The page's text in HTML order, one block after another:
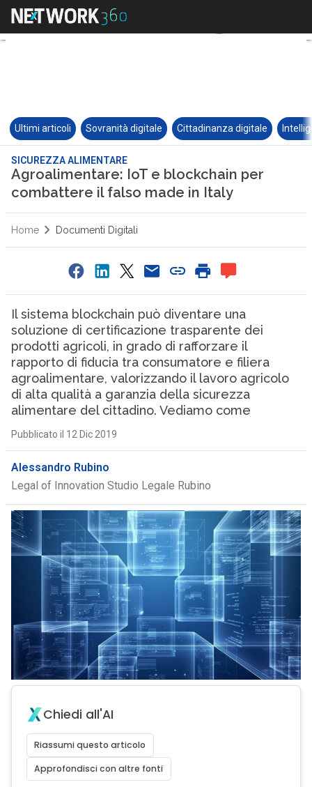
Ultimi articoli Sovranità digitale Cittadinanza digitale
SICUREZZA ALIMENTARE
Agroalimentare: IoT e blockchain per
combattere il falso made in Italy
Home Documenti Digitali
Il sistema blockchain può diventare una
soluzione di certificazione trasparente dei
prodotti agricoli, in grado di rafforzare il
rapporto di fiducia tra consumatore e filiera
agroalimentare, valorizzando il lavoro agricolo
di alta qualità a garanzia della sicurezza
alimentare del cittadino. Vediamo come
Pubblicato il 12 Dic 2019
Alessandro Rubino
Legal of Innovation Studio Legale Rubino
Chiedi all'AI
Riassumi questo articolo
Approfondisci con altre fonti